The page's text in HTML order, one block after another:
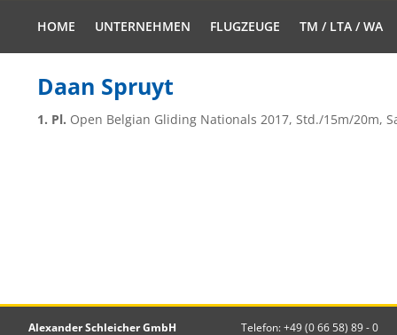
HOME UNTERNEHMEN FLUGZEUGE TM / LTA / WA
Daan Spruyt
1. Pl. Open Belgian Gliding Nationals 2017, Std./15m/20m,
Alexander Schleicher GmbH
Telefon: +49 (0 66 58) 89 - 0